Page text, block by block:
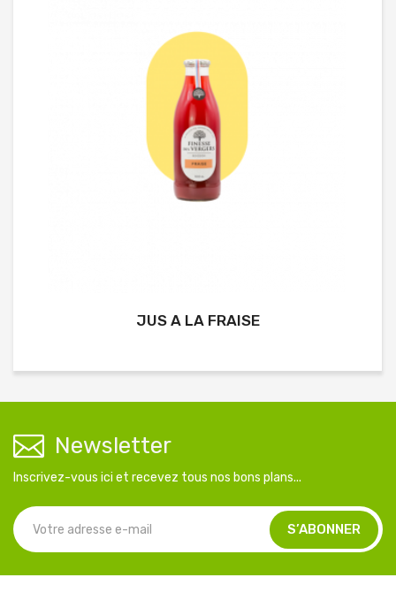
JUS A LA FRAISE
Newsletter
Inscrivez-vous ici et recevez tous nos bons plans...